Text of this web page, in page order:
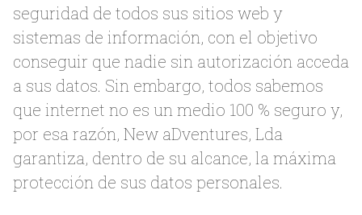
seguridad de todos sus sitios web y
sistemas de información, con el objetivo
conseguir que nadie sin autorización acceda
a sus datos. Sin embargo, todos sabemos
que internet no es un medio 100 % seguro y,
por esa razón, New aDventures, Lda
garantiza, dentro de su alcance, la máxima
protección de sus datos personales.